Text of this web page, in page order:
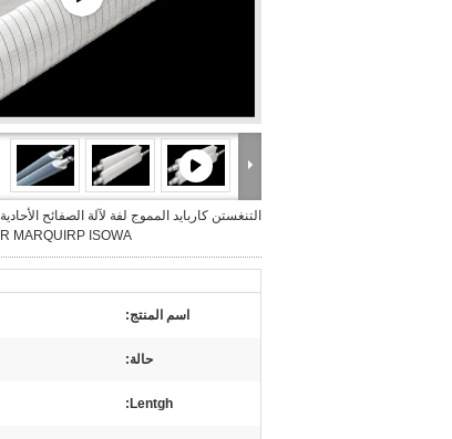
التنغستن كاربايد المموج لفة لآلة الصفائح الأحادية
MARQUIRP ISOWA
اسم المنتج:
حالة:
Lentgh: